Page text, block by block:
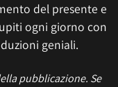
del presente e
ogni giorno con
geniali.
pubblicazione. Se